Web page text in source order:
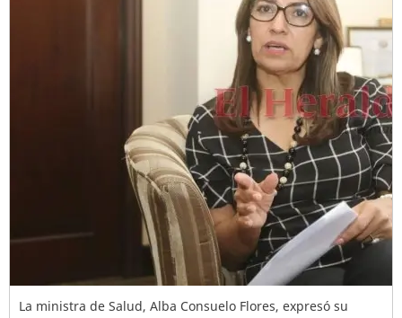
La ministra de Salud, Alba Consuelo Flores, expresó su